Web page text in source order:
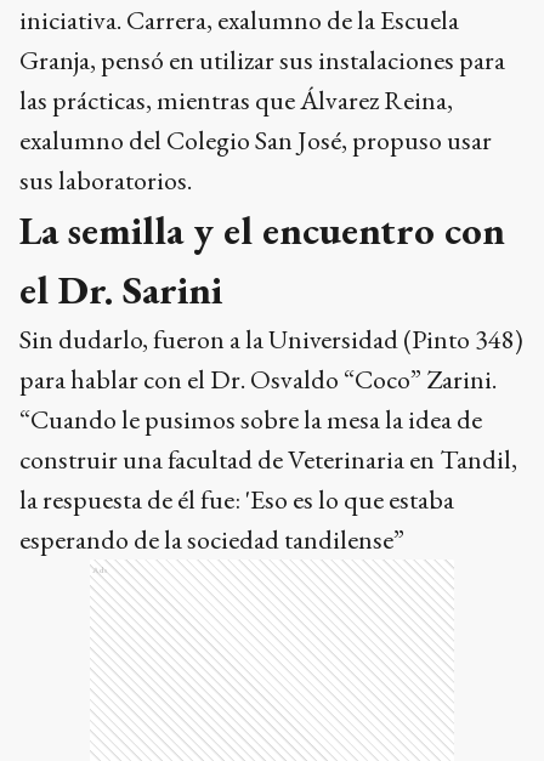
iniciativa. Carrera, exalumno de la Escuela
Granja, pensó en utilizar sus instalaciones para
las prácticas, mientras que Álvarez Reina,
exalumno del Colegio San José, propuso usar
sus laboratorios.
La semilla y el encuentro con
el Dr. Sarini
Sin dudarlo, fueron a la Universidad (Pinto 348)
para hablar con el Dr. Osvaldo “Coco” Zarini.
“Cuando le pusimos sobre la mesa la idea de
construir una facultad de Veterinaria en Tandil,
la respuesta de él fue: 'Eso es lo que estaba
esperando de la sociedad tandilense”
Ads